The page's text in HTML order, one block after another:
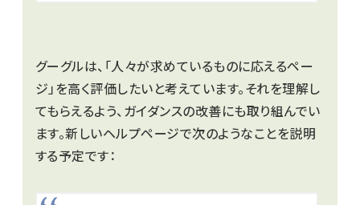
グーグルは、「人々が求めているものに応えるペー
ジ」を高く評価したいと考えています。それを理解し
てもらえるよう、ガイダンスの改善にも取り組んでい
ます。新しいヘルプページで次のようなことを説明
する予定です：